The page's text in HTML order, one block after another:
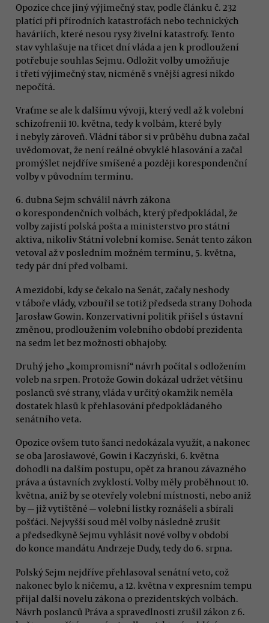
Opozice chce jiný výjimečný stav, podle článku č. 232
platící při přírodních katastrofách nebo technických
haváriích, které nesou rysy živelní katastrofy. Tento
stav vyhlašuje na třicet dní vláda a jen k prodloužení
potřebuje souhlas Sejmu. Odložit volby umožňuje
i třetí výjimečný stav, nicméně s vnější agresí nikdo
nepočítá.
Vraťme se ale k dalšímu vývoji, který vedl až k volební
schizofrenii 10. května, tedy k volbám, které byly
i nebyly zároveň. Vládní tábor si v průběhu dubna začal
uvědomovat, že není reálné obvyklé hlasování a začal
promýšlet nejdříve smíšené a později korespondenční
volby v původním termínu.
6. dubna Sejm schválil návrh zákona
o korespondenčních volbách, který předpokládal, že
volby zajistí polská pošta a ministerstvo pro státní
aktiva, nikoliv Státní volební komise. Senát tento zákon
vetoval až v posledním možném termínu, 5. května,
tedy pár dní před volbami.
A mezidobí, kdy se čekalo na Senát, začaly neshody
v táboře vlády, vzbouřil se totiž předseda strany Dohoda
Jarosław Gowin. Konzervativní politik přišel s ústavní
změnou, prodloužením volebního období prezidenta
na sedm let bez možnosti obhajoby.
Druhý jeho „kompromisní“ návrh počítal s odložením
voleb na srpen. Protože Gowin dokázal udržet většinu
poslanců své strany, vláda v určitý okamžik neměla
dostatek hlasů k přehlasování předpokládaného
senátního veta.
Opozice ovšem tuto šanci nedokázala využít, a nakonec
se oba Jarosławové, Gowin i Kaczyński, 6. května
dohodli na dalším postupu, opět za hranou závazného
práva a ústavních zvyklostí. Volby měly proběhnout 10.
května, aniž by se otevřely volební místnosti, nebo aniž
by — již vytištěné — volební lístky roznášeli a sbírali
pošťáci. Nejvyšší soud měl volby následně zrušit
a předsedkyně Sejmu vyhlásit nové volby v období
do konce mandátu Andrzeje Dudy, tedy do 6. srpna.
Polský Sejm nejdříve přehlasoval senátní veto, což
nakonec bylo k ničemu, a 12. května v expresním tempu
přijal další novelu zákona o prezidentských volbách.
Návrh poslanců Práva a spravedlnosti zrušil zákon z 6.